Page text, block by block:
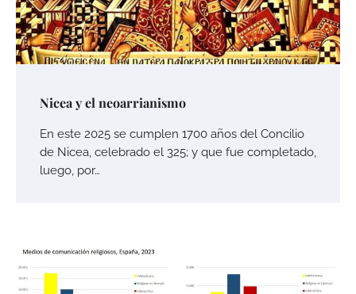
Nicea y el neoarrianismo
En este 2025 se cumplen 1700 años del Concilio
de Nicea, celebrado el 325; y que fue completado,
luego, por…